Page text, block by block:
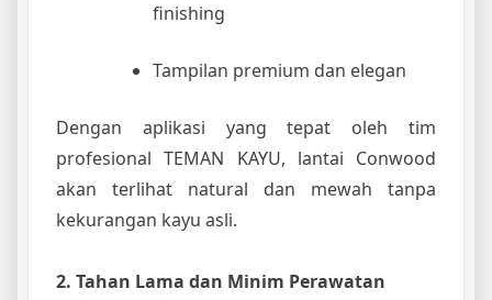
finishing
Tampilan premium dan elegan
Dengan aplikasi yang tepat oleh tim
profesional TEMAN KAYU, lantai Conwood
akan terlihat natural dan mewah tanpa
kekurangan kayu asli.
2. Tahan Lama dan Minim Perawatan